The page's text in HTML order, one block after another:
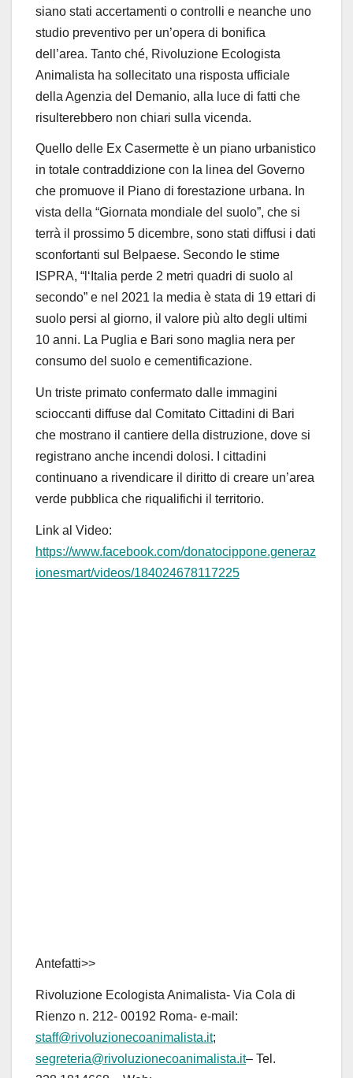
siano stati accertamenti o controlli e neanche uno
studio preventivo per un’opera di bonifica
dell’area. Tanto ché, Rivoluzione Ecologista
Animalista ha sollecitato una risposta ufficiale
della Agenzia del Demanio, alla luce di fatti che
risulterebbero non chiari sulla vicenda.
Quello delle Ex Casermette è un piano urbanistico
in totale contraddizione con la linea del Governo
che promuove il
Piano di forestazione urbana. In
vista della “Giornata mondiale del suolo”, che si
terrà il prossimo 5 dicembre, sono stati diffusi i dati
sconfortanti sul Belpaese. Secondo le stime
ISPRA, “l ‘Italia perde 2 metri quadri di suolo al
secondo” e nel 2021 la media è stata di 19 ettari di
suolo persi al giorno, il valore più alto degli ultimi
10 anni. La Puglia e Bari sono maglia nera per
consumo del suolo e cementificazione.
Un triste primato confermato dalle immagini
scioccanti diffuse dal Comitato Cittadini di Bari
che mostrano il cantiere della distruzione, dove si
registrano anche incendi dolosi. I cittadini
continuano a rivendicare il diritto di creare un’area
verde pubblica che riqualifichi il territorio.
Link al Video:
https://www.facebook.com/donatocippone.generaz
ionesmart/videos/184024678117225
Antefatti>>
Rivoluzione Ecologista Animalista- Via Cola di
Rienzo n. 212- 00192 Roma- e-mail:
staff@rivoluzionecoanimalista.it;
segreteria@rivoluzionecoanimalista.it– Tel.